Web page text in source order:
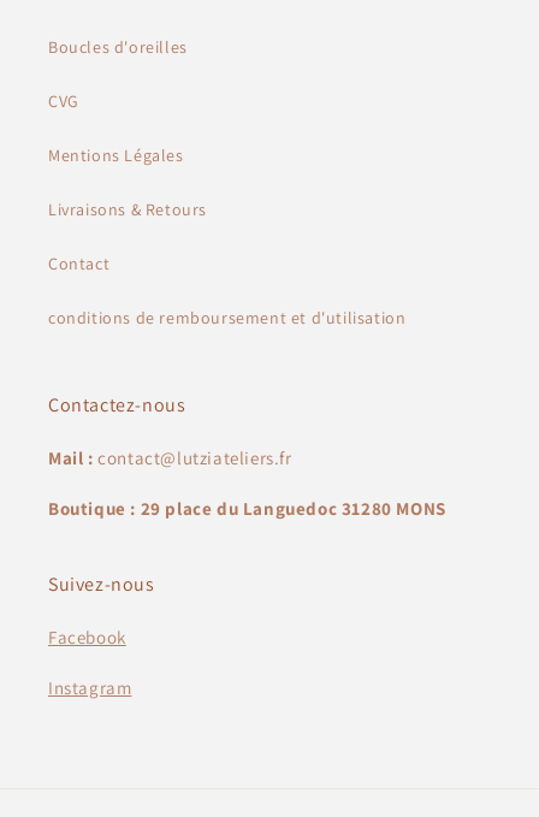
Boucles d'oreilles
CVG
Mentions Légales
Livraisons & Retours
Contact
conditions de remboursement et d'utilisation
Contactez-nous
Mail :contact@lutziateliers.fr
Boutique : 29 place du Languedoc 31280 MONS
Suivez-nous
Facebook
Instagram